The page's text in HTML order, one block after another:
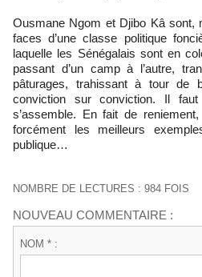
Ousmane Ngom et Djibo Kâ sont,
faces d’une classe politique
laquelle les Sénégalais sont en
passant d’un camp à l’autre,
pâturages, trahissant à tour de
conviction sur conviction. Il
s’assemble. En fait de
forcément les meilleurs
publique…
NOMBRE DE LECTURES : 984 FOIS
NOUVEAU COMMENTAIRE :
NOM * :